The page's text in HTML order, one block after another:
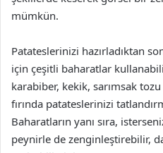
mümkün.
Patateslerinizi hazırladıktan
için çeşitli baharatlar
karabiber, kekik, sarımsak
fırında patateslerinizi
Baharatların yanı sıra,
peynirle de zenginleştirebilir,